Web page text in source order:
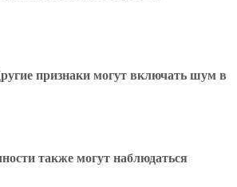
признаки могут включать шум в
также могут наблюдаться